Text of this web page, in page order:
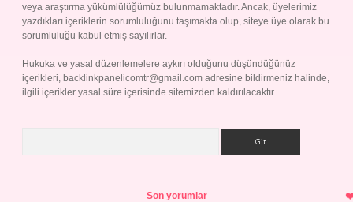
veya araştırma yükümlülüğümüz bulunmamaktadır. Ancak, üyelerimiz
yazdıkları içeriklerin sorumluluğunu taşımakta olup, siteye üye olarak bu
sorumluluğu kabul etmiş sayılırlar.
Hukuka ve yasal düzenlemelere aykırı olduğunu düşündüğünüz
içerikleri, backlinkpanelicomtr@gmail.com adresine bildirmeniz halinde,
ilgili içerikler yasal süre içerisinde sitemizden kaldırılacaktır.
Son yorumlar